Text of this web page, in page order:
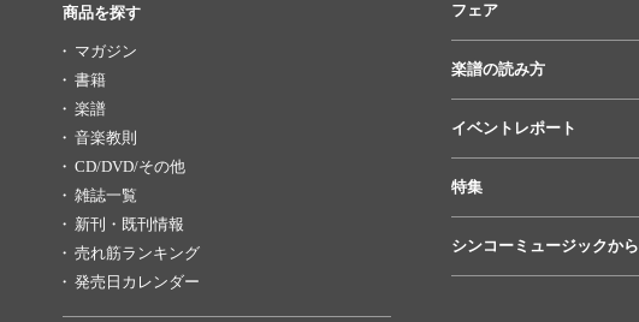
商品を探す
マガジン
書籍
楽譜
音楽教則
CD/DVD/その他
雑誌一覧
新刊・既刊情報
売れ筋ランキング
発売日カレンダー
フェア
楽譜の読み方
イベントレポート
特集
シンコーミュージックか